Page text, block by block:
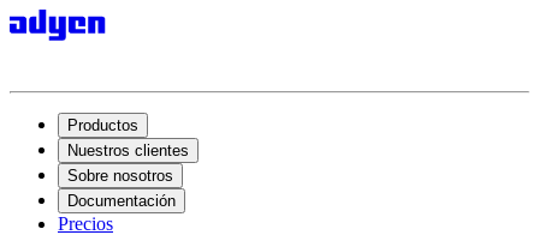
Productos
Nuestros clientes
Sobre nosotros
Documentación
Precios